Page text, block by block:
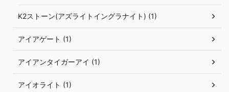
K2ストーン(アズライトイングラナイト) (1)
アイアゲート (1)
アイアンタイガーアイ (1)
アイオライト (1)